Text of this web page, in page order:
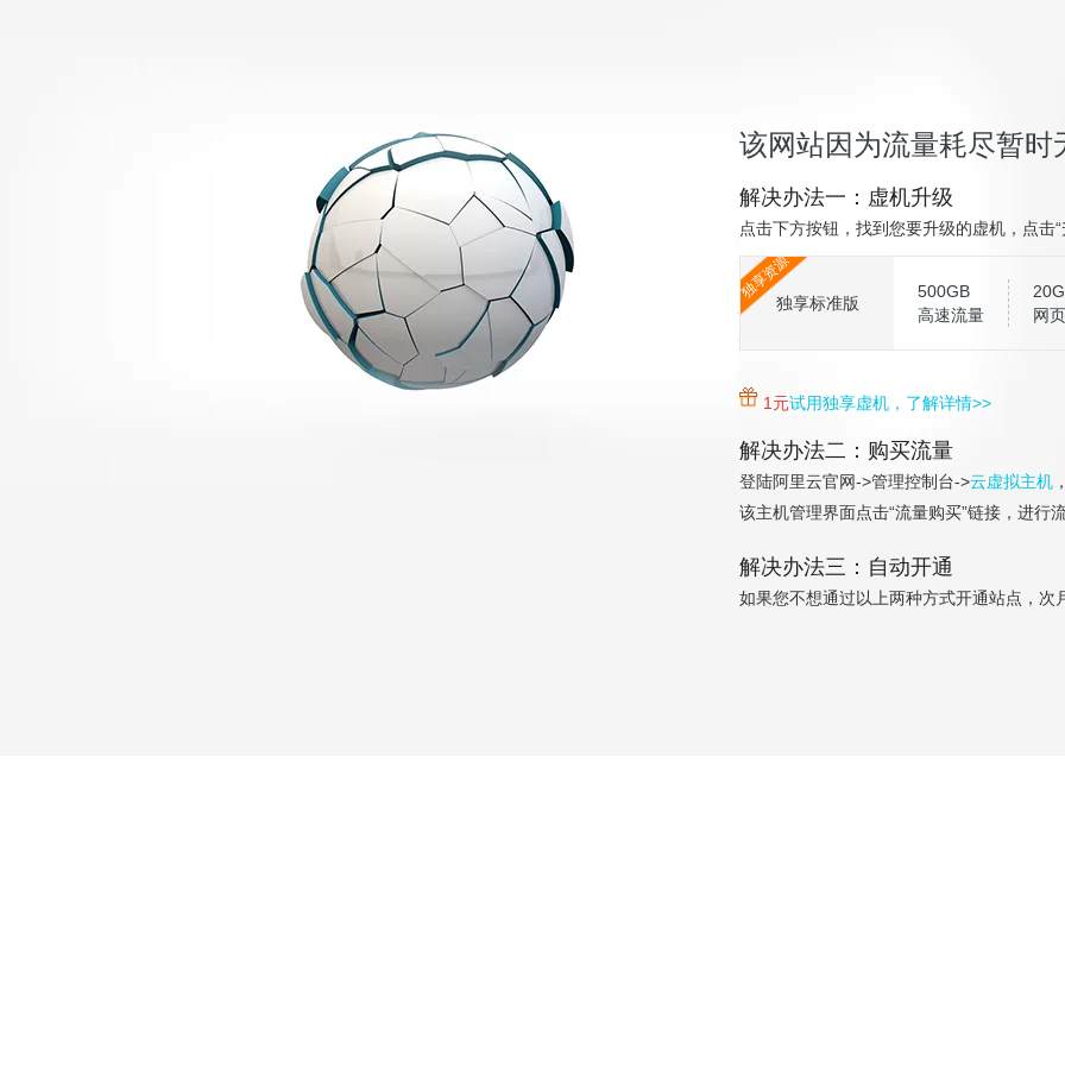
该网站因为流量耗尽暂时
解决办法一：虚机升级
点击下方按钮，找到您要升级的虚机，点击
独享资源
独享标准版
500GB
高速流量
网
1元试用独享虚机，了解详情>>
解决办法二：购买流量
登陆阿里云官网->管理控制台->云虚拟主机
该主机管理界面点击“流量购买”链接，进行
解决办法三：自动开通
如果您不想通过以上两种方式开通站点，次